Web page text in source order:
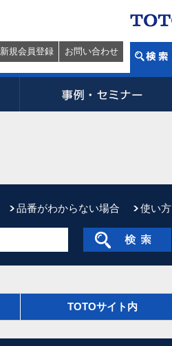
新規会員登録 お問い合わせ
使い方
品番がわからない場合
TOTOサイト内